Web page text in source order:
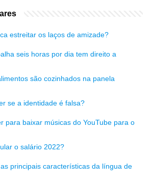
estreitar os laços de amizade?
seis horas por dia tem direito a
são cozinhados na panela
se a identidade é falsa?
para baixar músicas do YouTube para o
o salário 2022?
principais características da língua de